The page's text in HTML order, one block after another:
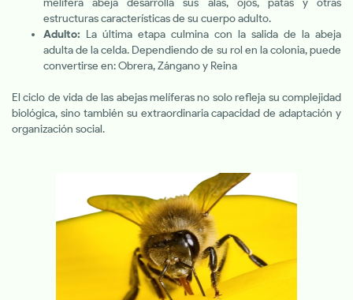
melífera abeja desarrolla sus alas, ojos, patas y otras
estructuras características de su cuerpo adulto.
Adulto: La última etapa culmina con la salida de la abeja
adulta de la celda. Dependiendo de su rol en la colonia, puede
convertirse en: Obrera, Zángano y Reina
El ciclo de vida de las abejas melíferas no solo refleja su complejidad
biológica, sino también su extraordinaria capacidad de adaptación y
organización social.